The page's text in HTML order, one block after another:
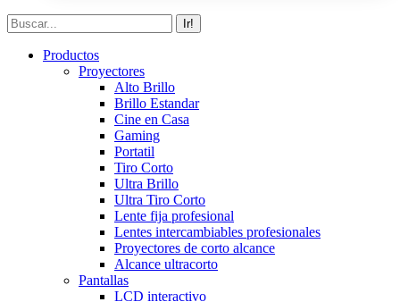
Buscar:
Productos
Proyectores
Alto Brillo
Brillo Estandar
Cine en Casa
Gaming
Portatil
Tiro Corto
Ultra Brillo
Ultra Tiro Corto
Lente fija profesional
Lentes intercambiables profesionales
Proyectores de corto alcance
Alcance ultracorto
Pantallas
LCD interactivo